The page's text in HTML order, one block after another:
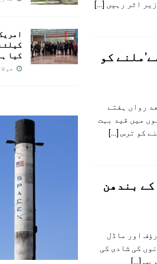
اثر رہیں […]
کو
بعد رواں ہفتے
میں قید بہت
کو ترس […]
کے بندھن
رؤف اور ماڈل
کی شادی کی
[…]
کیا
جولائی